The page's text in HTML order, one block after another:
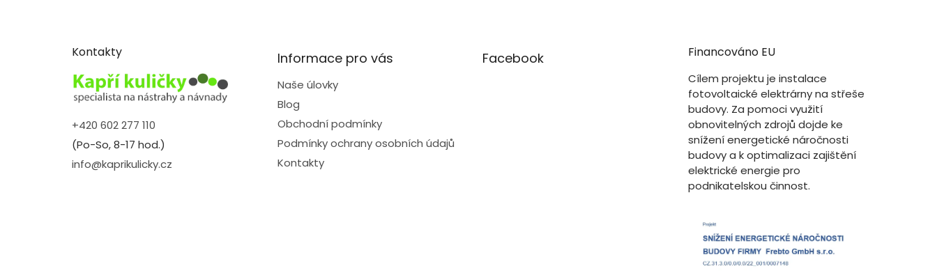
Kontakty
+420 602 277 110
(Po-So, 8-17 hod.)
info@kaprikulicky.cz
Informace pro vás
Naše úlovky
Blog
Obchodní podmínky
Podmínky ochrany osobních údajů
Kontakty
Facebook Financováno EU
Cílem projektu je instalace
fotovoltaické elektrárny na střeše
budovy. Za pomoci využití
obnovitelných zdrojů dojde ke
snížení energetické náročnosti
budovy a k optimalizaci zajištění
elektrické energie pro
podnikatelskou činnost.